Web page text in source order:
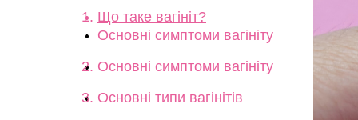
Що таке вагініт?
Основні симптоми вагініту
Основні симптоми вагініту
Основні типи вагінітів